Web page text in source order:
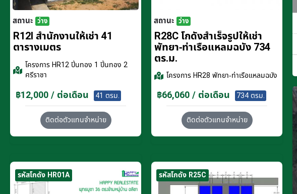
สถานะ ว่าง
R12I สำนักงานให้เช่า 41
ตารางเมตร
โครงการHR12 ปิ่นทอง 1 ปิ่นทอง 2
ศรีราชา
฿12,000 / ต่อเดือน 41 ตรม.
ติดต่อตัวแทนจำหน่าย
สถานะ ว่าง
R28C โกดังสำเร็จรูปให้เช่า
พัทยา-ท่าเรือแหลมฉบัง 734
ตร.ม.
โครงการHR28 พัทยา-ท่าเรือแหลมฉบัง
฿66,060 / ต่อเดือน 734 ตรม.
ติดต่อตัวแทนจำหน่าย
รหัสโกดัง HR01A รหัสโกดัง R25C